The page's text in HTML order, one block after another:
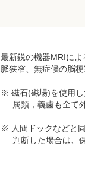
最新鋭の機器MRIに
脈狭窄、無症候の脳
磁石(磁場)を使用
属類，義歯も全て
人間ドックなどと
判断した場合は、